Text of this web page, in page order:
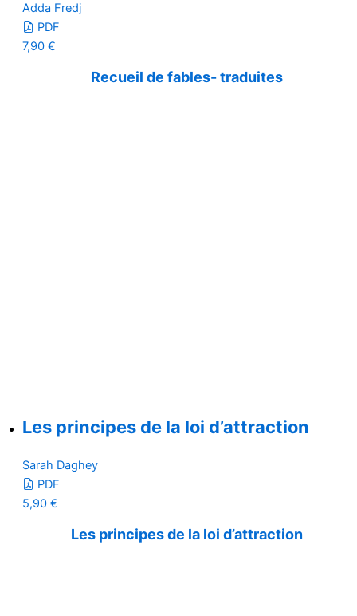
Adda Fredj
PDF
7,90 €
Recueil de fables- traduites
Les principes de la loi d’attraction
Sarah Daghey
PDF
5,90 €
Les principes de la loi d’attraction